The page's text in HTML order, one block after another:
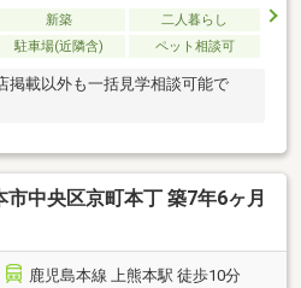
新築
二人暮らし
駐車場(近隣含) ペット相談可
掲載以外も一括見学相談可能で
市中央区京町本丁 築7年6ヶ月
鹿児島本線 上熊本駅 徒歩10分